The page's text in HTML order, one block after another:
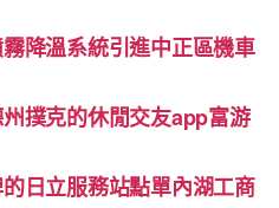
降溫系統引進中正區機車
撲克的休閒交友app富游
日立服務站點單內湖工商